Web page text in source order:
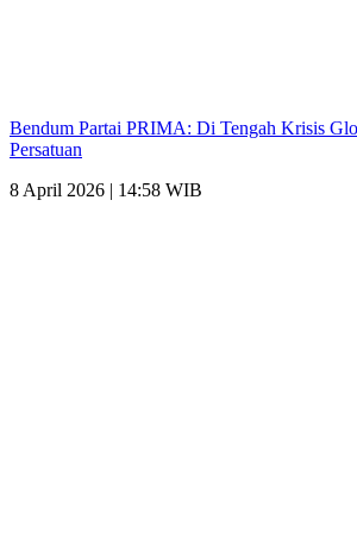
Bendum Partai PRIMA: Di Tengah Krisis
Persatuan
8 April 2026 | 14:58 WIB